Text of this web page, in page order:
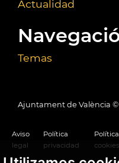
Actualidad
Temas
Ajuntament de València ©
Aviso
legal
Política
privacidad
cookies